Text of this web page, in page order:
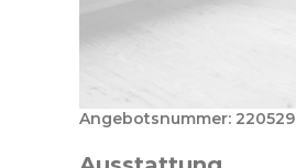
Angebotsnummer: 220529